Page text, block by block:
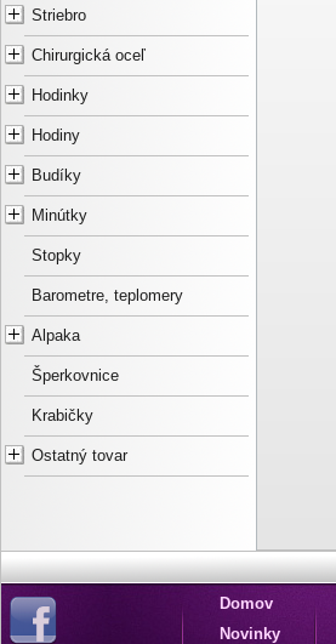
Striebro
Chirurgická oceľ
Hodinky
Hodiny
Budíky
Minútky
Stopky
Barometre, teplomery
Alpaka
Šperkovnice
Krabičky
Ostatný tovar
Domov
Novinky